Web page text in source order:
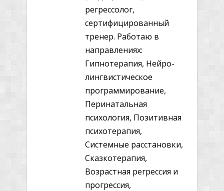
регрессолог,
сертифицированный
тренер. Работаю в
направлениях:
Гипнотерапия, Нейро-
лингвистическое
программирование,
Перинатальная
психология, Позитивная
психотерапия,
Системные расстановки,
Сказкотерапия,
Возрастная регрессия и
прогрессия,